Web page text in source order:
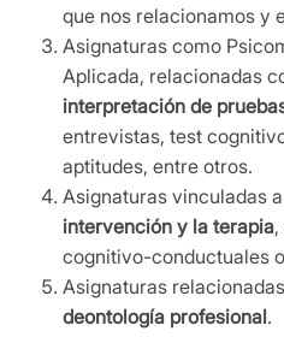
que nos relacionamos y
Asignaturas como
Aplicada, relacionadas
interpretación de
entrevistas, test
aptitudes, entre otros.
Asignaturas vinculadas a
intervención y la terapia
cognitivo-conductuales
Asignaturas
deontología profesional.